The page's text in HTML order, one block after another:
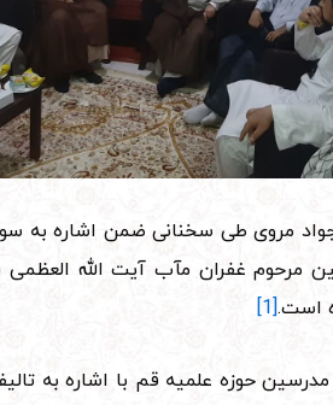
مروی طی سخنانی ضمن اشاره به
است.[1]
حوزه علمیه قم با اشاره به